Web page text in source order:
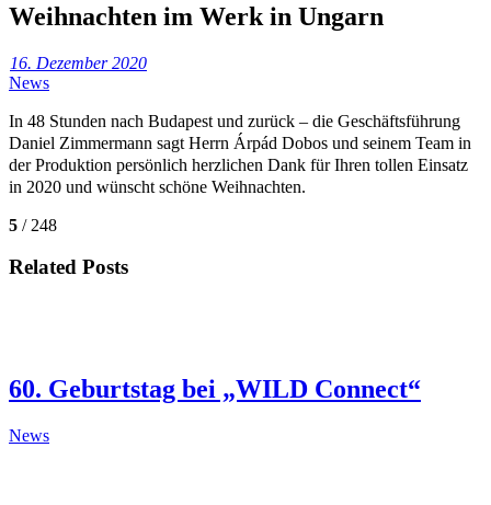
Weihnachten im Werk in Ungarn
16. Dezember 2020
News
In 48 Stunden nach Budapest und zurück – die Geschäftsführung
Daniel Zimmermann sagt Herrn Árpád Dobos und seinem Team in
der Produktion persönlich herzlichen Dank für Ihren tollen Einsatz
in 2020 und wünscht schöne Weihnachten.
5 / 248
Related Posts
60. Geburtstag bei „WILD Connect“
News